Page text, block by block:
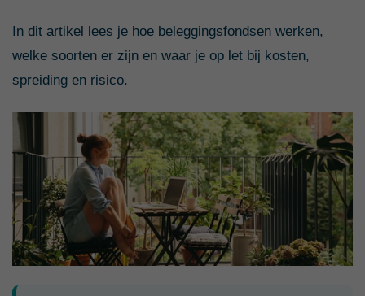
In dit artikel lees je hoe beleggingsfondsen werken,
welke soorten er zijn en waar je op let bij kosten,
spreiding en risico.